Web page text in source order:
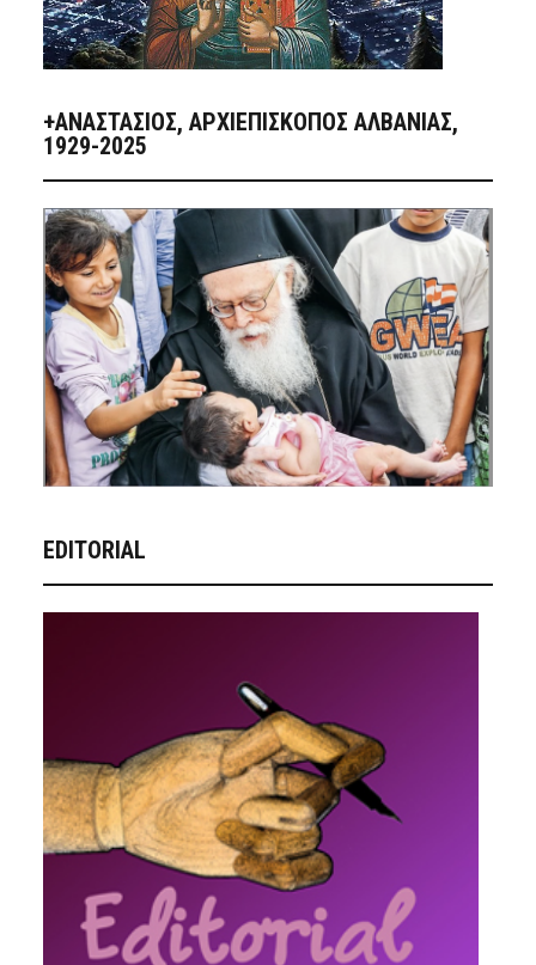
+ΑΝΑΣΤΆΣΙΟΣ, ΑΡΧΙΕΠΊΣΚΟΠΟΣ ΑΛΒΑΝΊΑΣ,
1929-2025
EDITORIAL